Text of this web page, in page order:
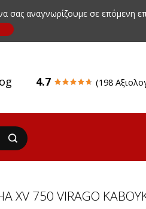
σας αναγνωρίζουμε σε επόμενη
4.7 (198
XV 750 VIRAGO